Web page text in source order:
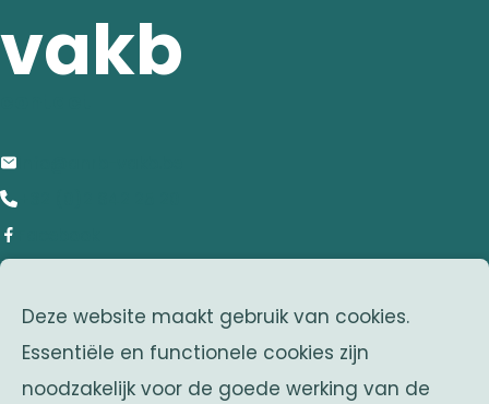
Deze website maakt gebruik van cookies.
Essentiële en functionele cookies zijn
noodzakelijk voor de goede werking van de
vakb
adres
Franklin Rooseveltlaan 25
1050 Brussel
Belgium